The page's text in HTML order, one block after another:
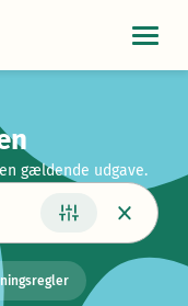
gældende udgave.